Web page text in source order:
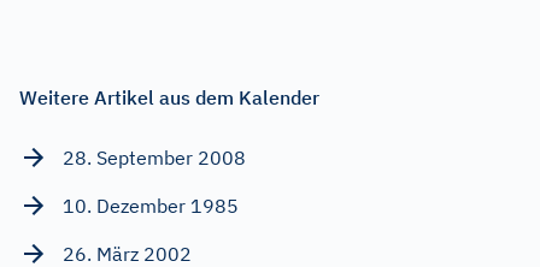
Weitere Artikel aus dem Kalender
28. September 2008
10. Dezember 1985
26. März 2002